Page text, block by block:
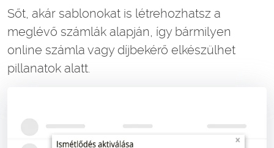
Sőt, akár sablonokat is létrehozhatsz a
meglévő számlák alapján, így bármilyen
online számla vagy díjbekérő elkészülhet
pillanatok alatt.